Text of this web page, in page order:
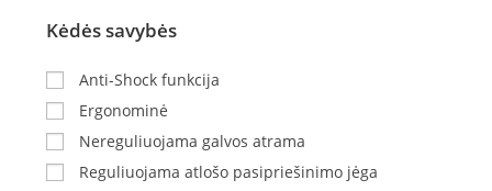
Kėdės savybės
Anti-Shock funkcija
Ergonominė
Nereguliuojama galvos atrama
Reguliuojama atlošo pasipriešinimo jėga